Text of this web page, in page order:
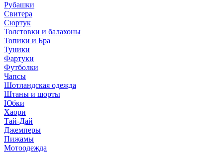
Рубашки
Свитера
Сюртук
Толстовки и балахоны
Топики и Бра
Туники
Фартуки
Футболки
Чапсы
Шотландская одежда
Штаны и шорты
Юбки
Хаори
Тай-Дай
Джемперы
Пижамы
Мотоодежда